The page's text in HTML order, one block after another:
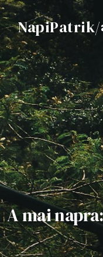
NapiPatrik/
A mai napra: